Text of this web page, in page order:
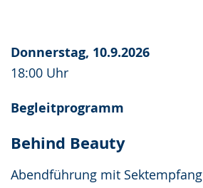
Donnerstag, 10.9.2026
18:00 Uhr
Begleitprogramm
Behind Beauty
Abendführung mit Sektempfang